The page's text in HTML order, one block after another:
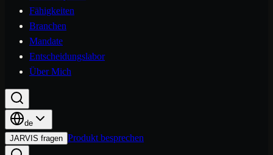
Fähigkeiten
Branchen
Mandate
Entscheidungslabor
Über Mich
de
JARVIS fragen Produkt besprechen